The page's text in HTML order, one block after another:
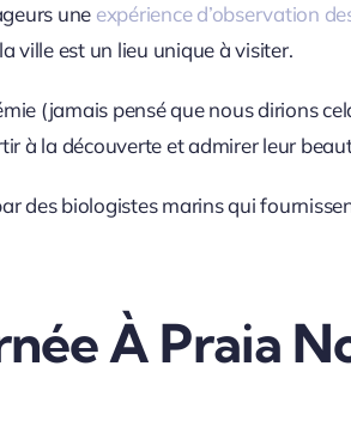
une expérience d’observation
ville est un lieu unique à visiter.
(jamais pensé que nous dirions
à la découverte et admirer leur
des biologistes marins qui
À Praia